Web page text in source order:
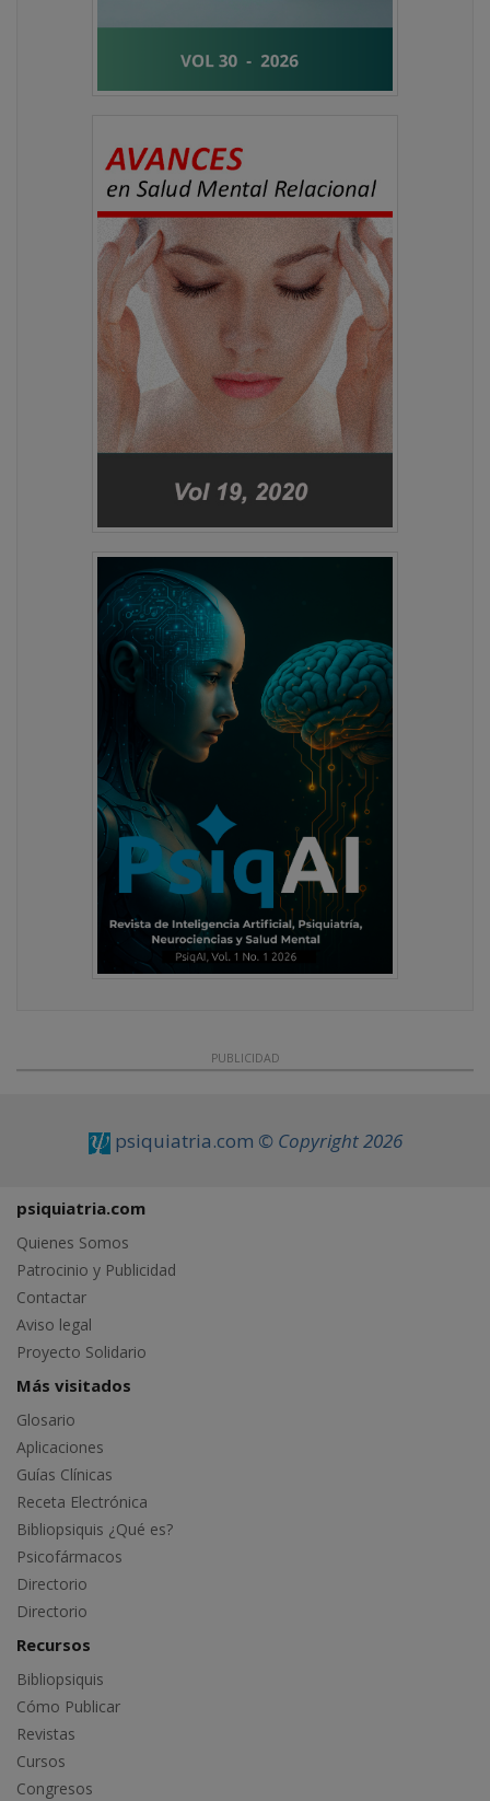
PUBLICIDAD
psiquiatria.com © Copyright 2026
psiquiatria.com
Quienes Somos
Patrocinio y Publicidad
Contactar
Aviso legal
Proyecto Solidario
Más visitados
Glosario
Aplicaciones
Guías Clínicas
Receta Electrónica
Bibliopsiquis ¿Qué es?
Psicofármacos
Directorio
Directorio
Recursos
Bibliopsiquis
Cómo Publicar
Revistas
Cursos
Congresos